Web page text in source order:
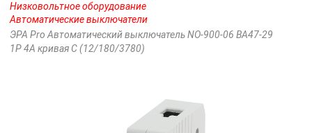
Низковольтное оборудование
Автоматические выключатели
ЭРА Pro Автоматический выключатель NO-900-06 ВА47-29
1P 4А кривая C (12/180/3780)